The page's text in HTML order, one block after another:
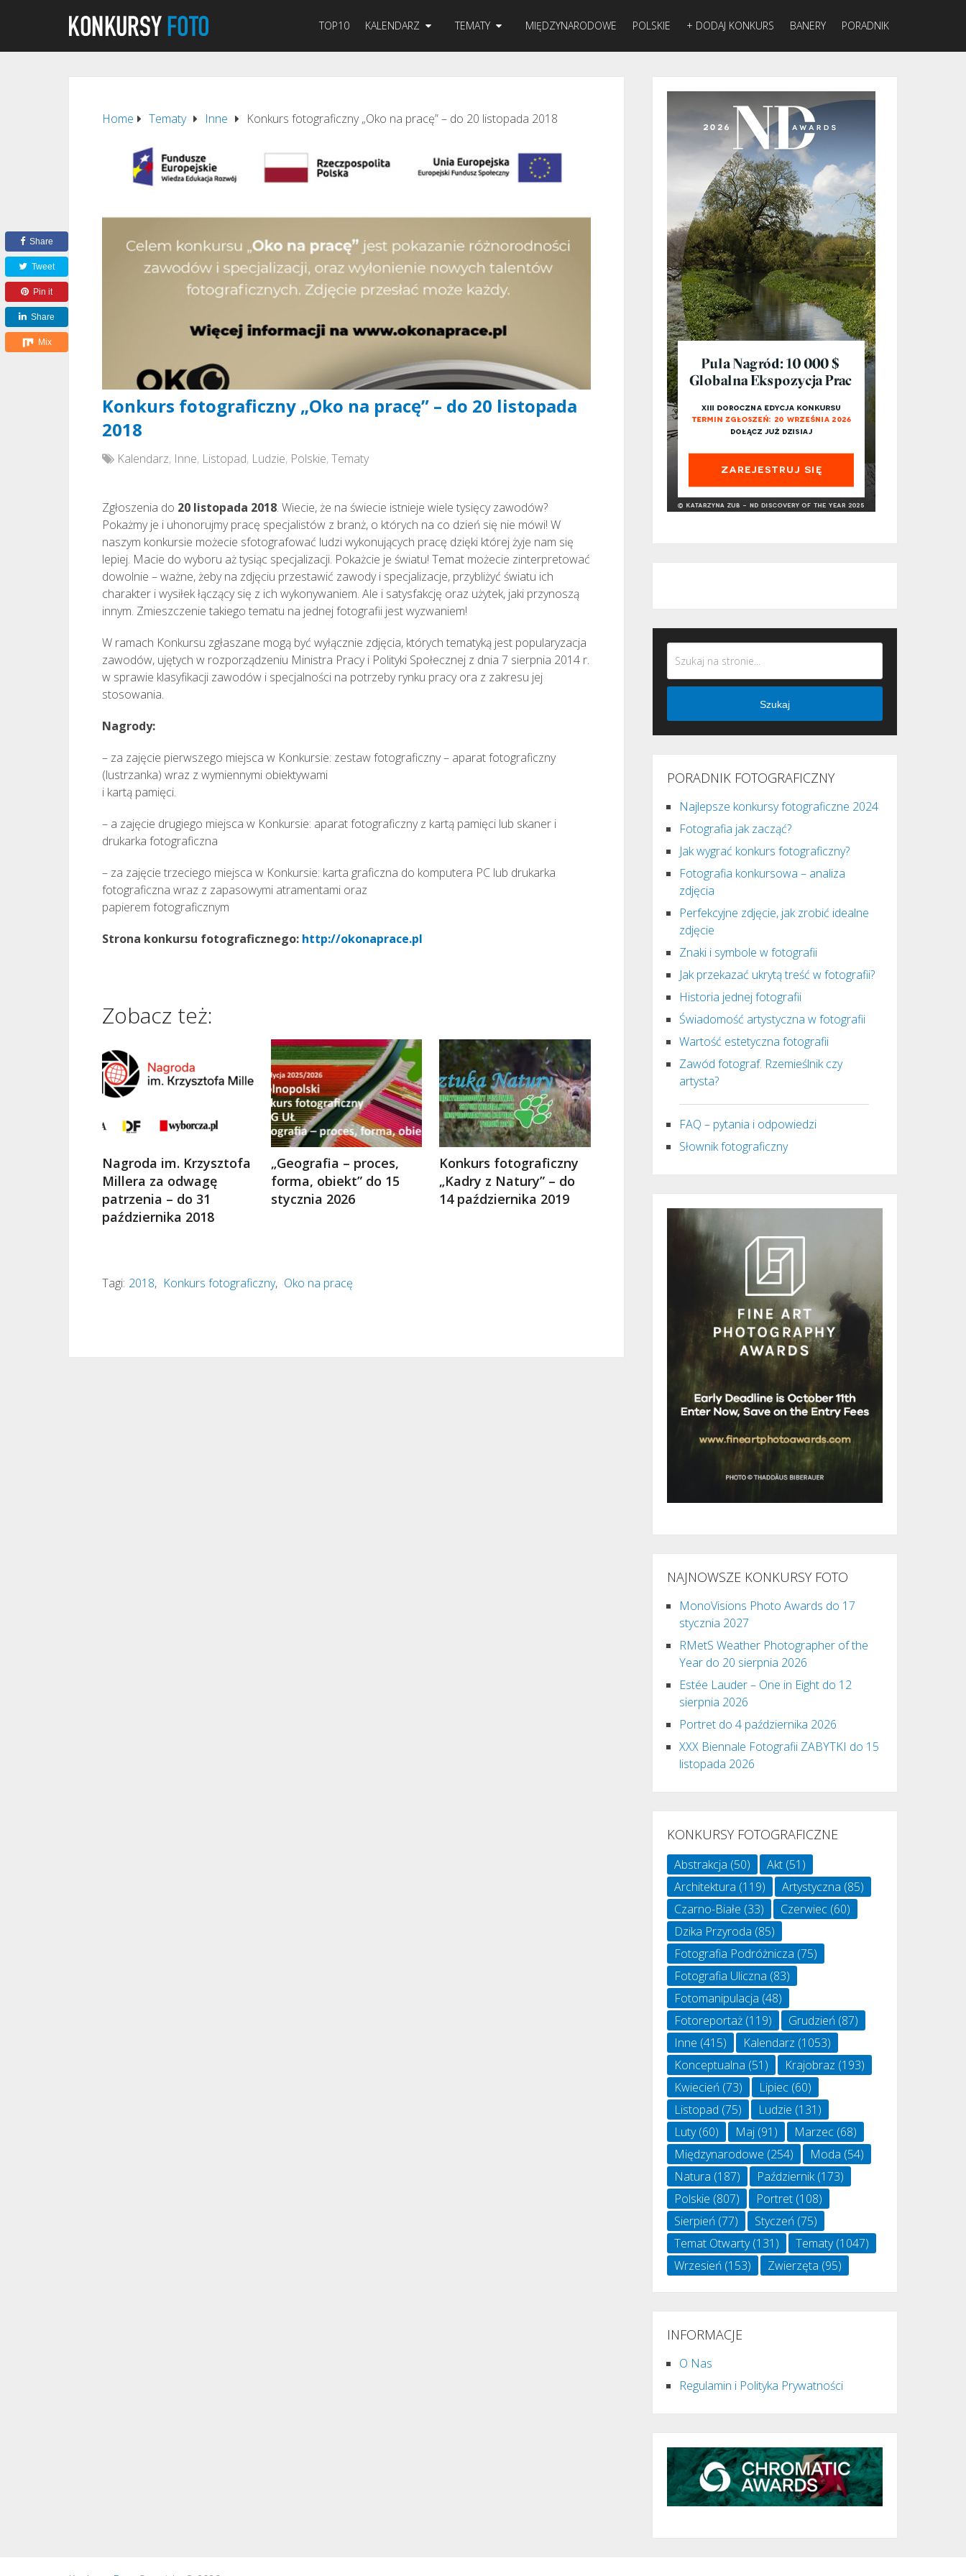
TOP10 KALENDARZ TEMATY MIĘDZYNARODOWE POLSKIE + DODAJ KONKURS BANERY PORADNIK
Home Tematy Inne Konkurs fotograficzny „Oko na pracę” – do 20 listopada 2018
Konkurs fotograficzny „Oko na pracę” – do 20 listopada
2018
Kalendarz, Inne, Listopad, Ludzie, Polskie,Tematy
Zgłoszenia do 20 listopada 2018. Wiecie, że na świecie istnieje wiele tysięcy zawodów?
Pokażmy je i uhonorujmy pracę specjalistów z branż, o których na co dzień się nie mówi! W
naszym konkursie możecie sfotografować ludzi wykonujących pracę dzięki której żyje nam się
lepiej. Macie do wyboru aż tysiąc specjalizacji. Pokażcie je światu! Temat możecie zinterpretować
dowolnie – ważne, żeby na zdjęciu przestawić zawody i specjalizacje, przybliżyć światu ich
charakter i wysiłek łączący się z ich wykonywaniem. Ale i satysfakcję oraz użytek, jaki przynoszą
innym. Zmieszczenie takiego tematu na jednej fotografii jest wyzwaniem!
W ramach Konkursu zgłaszane mogą być wyłącznie zdjęcia, których tematyką jest popularyzacja
zawodów, ujętych w rozporządzeniu Ministra Pracy i Polityki Społecznej z dnia 7 sierpnia 2014 r.
w sprawie klasyfikacji zawodów i specjalności na potrzeby rynku pracy ora z zakresu jej
stosowania.
Nagrody:
– za zajęcie pierwszego miejsca w Konkursie: zestaw fotograficzny – aparat fotograficzny
(lustrzanka) wraz z wymiennymi obiektywami
i kartą pamięci.
– a zajęcie drugiego miejsca w Konkursie: aparat fotograficzny z kartą pamięci lub skaner i
drukarka fotograficzna
– za zajęcie trzeciego miejsca w Konkursie: karta graficzna do komputera PC lub drukarka
fotograficzna wraz z zapasowymi atramentami oraz
papierem fotograficznym
Strona konkursu fotograficznego: http://okonaprace.pl
Share
Tweet
Pin it
Share
Mix
Zobacz też:
Nagroda im. Krzysztofa
Millera za odwagę
patrzenia – do 31
października 2018
„Geografia – proces,
forma, obiekt” do 15
stycznia 2026
Konkurs fotograficzny
„Kadry z Natury” – do
14 października 2019
Tagi: 2018, Konkurs fotograficzny, Oko na pracę
Szukaj
PORADNIK FOTOGRAFICZNY
Najlepsze konkursy fotograficzne 2024
Fotografia jak zacząć?
Jak wygrać konkurs fotograficzny?
Fotografia konkursowa – analiza
zdjęcia
Perfekcyjne zdjęcie, jak zrobić idealne
zdjęcie
Znaki i symbole w fotografii
Jak przekazać ukrytą treść w fotografii?
Historia jednej fotografii
Świadomość artystyczna w fotografii
Wartość estetyczna fotografii
Zawód fotograf. Rzemieślnik czy
artysta?
FAQ – pytania i odpowiedzi
Słownik fotograficzny
NAJNOWSZE KONKURSY FOTO
MonoVisions Photo Awards do 17
stycznia 2027
RMetS Weather Photographer of the
Year do 20 sierpnia 2026
Estée Lauder – One in Eight do 12
sierpnia 2026
Portret do 4 października 2026
XXX Biennale Fotografii ZABYTKI do 15
listopada 2026
KONKURSY FOTOGRAFICZNE
Abstrakcja (50) Akt (51)
Architektura (119) Artystyczna (85)
Czarno-Białe (33) Czerwiec (60)
Dzika Przyroda (85)
Fotografia Podróżnicza (75)
Fotografia Uliczna (83)
Fotomanipulacja (48)
Fotoreportaż (119) Grudzień (87)
Inne (415) Kalendarz (1053)
Konceptualna (51) Krajobraz (193)
Kwiecień (73) Lipiec (60)
Listopad (75) Ludzie (131)
Luty(60) Maj (91) Marzec (68)
Międzynarodowe (254) Moda (54)
Natura (187) Październik(173)
Polskie (807) Portret (108)
Sierpień (77) Styczeń (75)
Temat Otwarty(131) Tematy(1047)
Wrzesień (153) Zwierzęta (95)
INFORMACJE
O Nas
Regulamin i Polityka Prywatności